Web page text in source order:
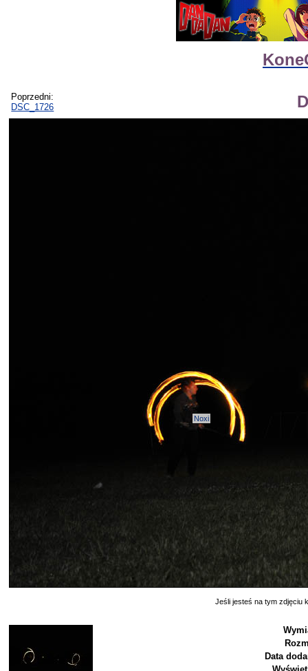
Poprzedni:
DSC_1726
Noxi
Jeśli jesteś na tym zdjęciu
Data